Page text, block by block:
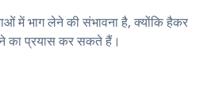
में भाग लेने की संभावना है, क्योंकि हैकर
का प्रयास कर सकते हैं।